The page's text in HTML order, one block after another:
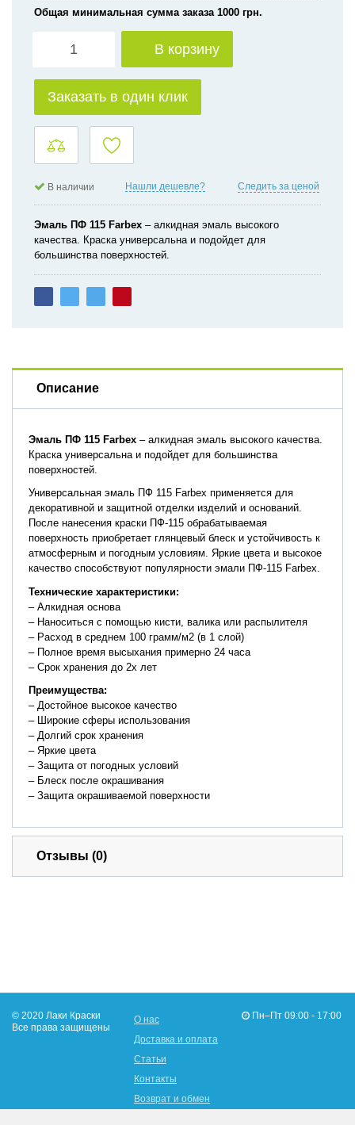
Общая минимальная сумма заказа 1000 грн.
В корзину
Заказать в один клик
В наличии Нашли дешевле? Следить за ценой
Эмаль ПФ 115 Farbex – алкидная эмаль высокого
качества. Краска универсальна и подойдет для
большинства поверхностей.
Описание
Эмаль ПФ 115 Farbex – алкидная эмаль высокого качества.
Краска универсальна и подойдет для большинства
поверхностей.
Универсальная эмаль ПФ 115 Farbex применяется для
декоративной и защитной отделки изделий и оснований.
После нанесения краски ПФ-115 обрабатываемая
поверхность приобретает глянцевый блеск и устойчивость к
атмосферным и погодным условиям. Яркие цвета и высокое
качество способствуют популярности эмали ПФ-115 Farbex.
Технические характеристики:
– Алкидная основа
– Наноситься с помощью кисти, валика или распылителя
– Расход в среднем 100 грамм/м2 (в 1 слой)
– Полное время высыхания примерно 24 часа
– Срок хранения до 2х лет
Преимущества:
– Достойное высокое качество
– Широкие сферы использования
– Долгий срок хранения
– Яркие цвета
– Защита от погодных условий
– Блеск после окрашивания
– Защита окрашиваемой поверхности
Отзывы (0)
© 2020 Лаки Краски
Все права защищены
О нас
Доставка и оплата
Статьи
Контакты
Возврат и обмен
Пн–Пт 09:00 - 17:00